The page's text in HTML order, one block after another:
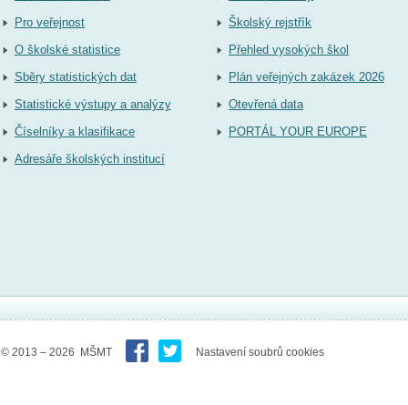
Pro veřejnost
O školské statistice
Sběry statistických dat
Statistické výstupy a analýzy
Číselníky a klasifikace
Adresáře školských institucí
Školský rejstřík
Přehled vysokých škol
Plán veřejných zakázek 2026
Otevřená data
PORTÁL YOUR EUROPE
© 2013 – 2026 MŠMT Nastavení soubrů cookies